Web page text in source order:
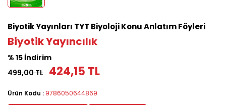
Biyotik Yayınları TYT Biyoloji Konu Anlatım Föyleri
Biyotik Yayıncılık
% 15 İndirim
499,00 TL 424,15 TL
Ürün Kodu : 9786050644869